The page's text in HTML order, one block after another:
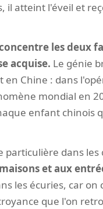
atteint l'éveil et
les deux
acquise. Le génie
Chine : dans
mondial en
enfant chinois
dans
et aux
les écuries, car on
que l'on